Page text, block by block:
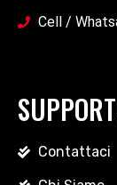
Cell /
Contattaci